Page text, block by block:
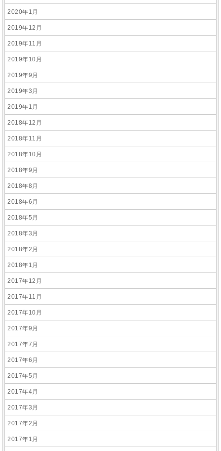
2020年1月
2019年12月
2019年11月
2019年10月
2019年9月
2019年3月
2019年1月
2018年12月
2018年11月
2018年10月
2018年9月
2018年8月
2018年6月
2018年5月
2018年3月
2018年2月
2018年1月
2017年12月
2017年11月
2017年10月
2017年9月
2017年7月
2017年6月
2017年5月
2017年4月
2017年3月
2017年2月
2017年1月